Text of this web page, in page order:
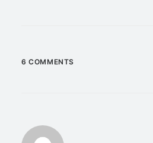
6 COMMENTS